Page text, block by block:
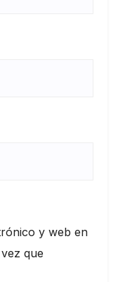
y web en
que